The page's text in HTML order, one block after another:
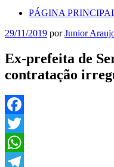
PÁGINA
Publicado
29/11/2019 porJunior
Ex-prefeita de
contratação
Facebook
Twitter
WhatsApp